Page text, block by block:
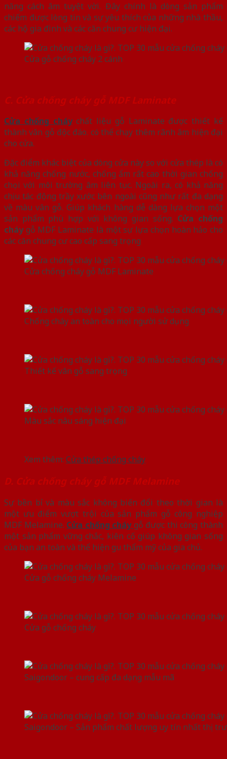
năng cách âm tuyệt vời. Đây chính là dòng sản phẩm
chiếm được lòng tin và sự yêu thích của những nhà thầu,
các hộ gia đình và các căn chung cư hiện đại.
Cửa gỗ chống cháy 2 cánh
C. Cửa chống cháy gỗ MDF Laminate
Cửa chống cháy chất liệu gỗ Laminate được thiết kế
thành vân gỗ độc đáo. có thể chạy thêm rãnh âm hiện đại
cho cửa.
Đặc điểm khác biệt của dòng cửa này so với cửa thép là có
khả năng chống nước, chống ẩm rất cao thời gian chống
chọi với môi trường âm liên tục. Ngoài ra, có khả năng
chịu tác động trầy xước bên ngoài cũng như rất đa dạng
về màu vân gỗ. Giúp khách hàng dễ dàng lựa chọn một
sản phẩm phù hợp với không gian sống. Cửa chống
cháygỗ MDF Laminate là một sự lựa chọn hoàn hảo cho
các căn chung cư cao cấp sang trọng
Cửa chống cháy gỗ MDF Laminate
Chống cháy an toàn cho mọi người sử dụng
Thiết kế vân gỗ sang trọng
Màu sắc nâu sáng hiện đại
Xem thêm: Cửa thép chống cháy
D. Cửa chống cháy gỗ MDF Melamine
Sự bền bỉ và màu sắc không biến đổi theo thời gian là
một ưu điểm vượt trội của sản phẩm gỗ công nghiệp
MDF Melamine. Cửa chống cháy gỗ được thi công thành
một sản phẩm vững chắc, kiên cố giúp không gian sống
của bạn an toàn và thể hiện gu thẩm mỹ của gia chủ.
Cửa gỗ chống cháy Melamine
Cửa gỗ chống cháy
Saigondoor – cung cấp đa dạng mẫu mã
Saigondoor – Sản phẩm chất lượng uy tín nhất thị